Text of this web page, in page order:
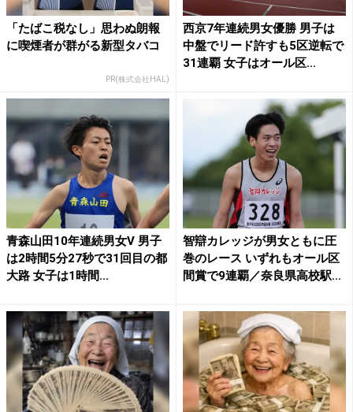
「たばこ税なし」思わぬ朗報
に喫煙者が群がる新型タバコ
PR(株式会社HAL)
西京7年連続男女優勝 男子は
中盤でリード許すも5区逆転で
31連覇 女子はオール区...
青森山田10年連続男女V 男子
は2時間5分27秒で31回目の都
大路 女子は1時間...
智辯カレッジが男女ともに圧
巻のレース いずれもオール区
間賞で9連覇／奈良県高校駅...